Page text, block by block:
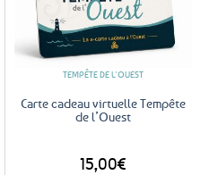
aux
favoris
TEMPÊTE DE L'OUEST
Carte cadeau virtuelle Tempête
de l’Ouest
15,00€